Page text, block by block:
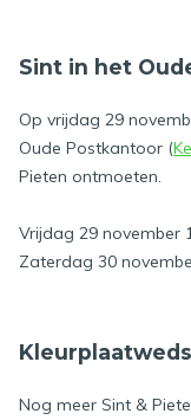
Sint in het
Op vrijdag 29
Oude Postkantoor (
Pieten ontmoeten.
Vrijdag 29 november
Zaterdag 30
Nog meer Sint &